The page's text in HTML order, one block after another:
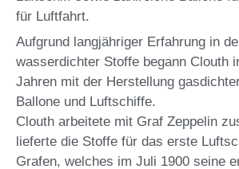
für Luftfahrt.
Aufgrund langjähriger Erfahrung in
wasserdichter Stoffe begann Clouth
Jahren mit der Herstellung
Ballone und Luftschiffe.
Clouth arbeitete mit Graf Zeppelin
lieferte die Stoffe für das erste
Grafen, welches im Juli 1900 seine